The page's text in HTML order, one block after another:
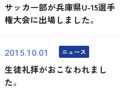
サッカー部が兵庫県U-15選手
権大会に出場しました。
2015.10.01 ニュース
生徒礼拝がおこなわれまし
た。